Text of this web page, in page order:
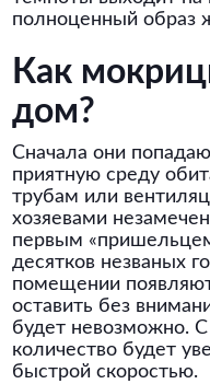
полноценный образ
Как
дом?
Сначала они
приятную среду
трубам или
хозяевами
первым
десятков незваных
помещении
оставить без
будет невозможно.
количество будет
быстрой скоростью.